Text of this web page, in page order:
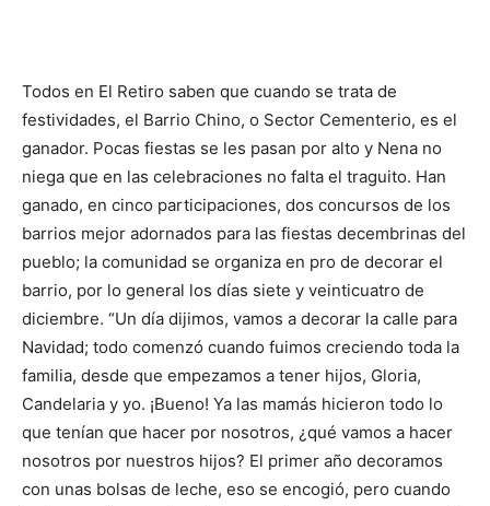
Todos en El Retiro saben que cuando se trata de
festividades, el Barrio Chino, o Sector Cementerio, es el
ganador. Pocas fiestas se les pasan por alto y Nena no
niega que en las celebraciones no falta el traguito. Han
ganado, en cinco participaciones, dos concursos de los
barrios mejor adornados para las fiestas decembrinas del
pueblo; la comunidad se organiza en pro de decorar el
barrio, por lo general los días siete y veinticuatro de
diciembre. “Un día dijimos, vamos a decorar la calle para
Navidad; todo comenzó cuando fuimos creciendo toda la
familia, desde que empezamos a tener hijos, Gloria,
Candelaria y yo. ¡Bueno! Ya las mamás hicieron todo lo
que tenían que hacer por nosotros, ¿qué vamos a hacer
nosotros por nuestros hijos? El primer año decoramos
con unas bolsas de leche, eso se encogió, pero cuando